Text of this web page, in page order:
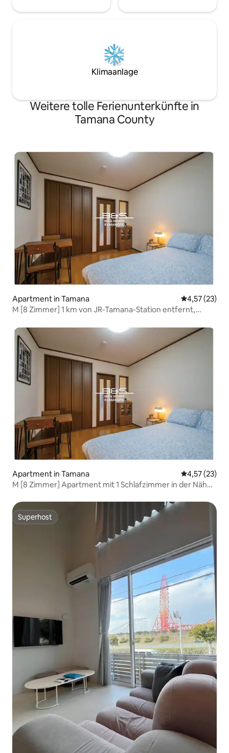
vergessen und in der Natur zu heilen, ist
japanischen Elementen.Das moderne
japanische Interieur vereint eine ruhige
Atmosphäre mit Komfort und bietet
Besuchern einen entspannenden Raum.
die Sie im „Yangtue YO-GETSU“
verbringen.
benötigen,
Studenten
Klimaanlage
Weitere tolle Ferienunterkünfte in
Tamana County
Apartment in Tamana
4,57 (23)
M [8 Zimmer] 1 km von JR-Tamana-Station entfernt,
Doppelbett, Klapp-...
Apartment in Tamana
4,57 (23)
M [8 Zimmer] Apartment mit 1 Schlafzimmer in der Nähe
Superhost
Superhost